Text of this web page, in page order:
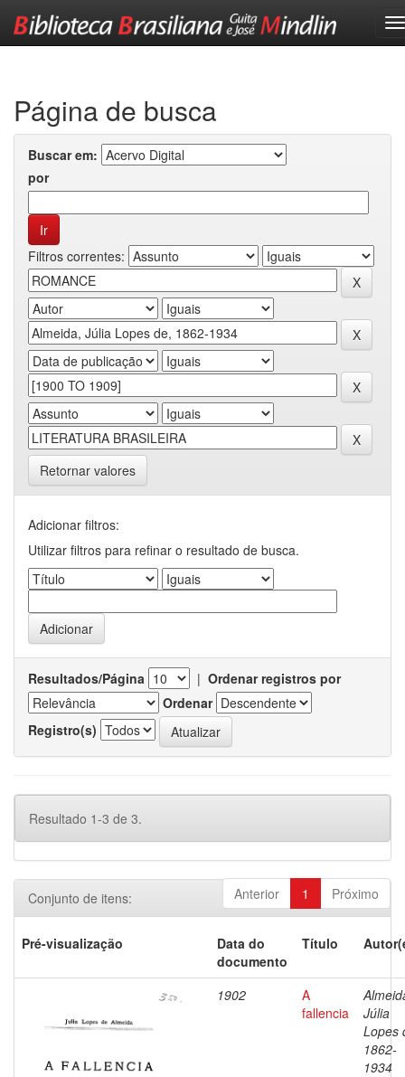
Página de busca
Buscar em:
por
Filtros correntes:
Retornar valores
Adicionar filtros:
Utilizar filtros para refinar o resultado de busca.
Resultados/Página | Ordenar registros por
Ordenar
Registro(s)
Resultado 1-3 de 3.
Anterior 1 Próximo
Conjunto de itens:
Pré-visualização
Data do
documento
Título
1902
A
fallencia
Júlia
Lopes
1862-
1934